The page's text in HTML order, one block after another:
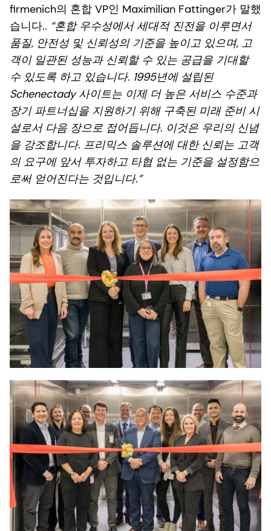
firmenich의 혼합 VP인 Maximilian Fattinger가 말했
습니다.. “혼합 우수성에서 세대적 진전을 이루면서
품질, 안전성 및 신뢰성의 기준을 높이고 있으며, 고
객이 일관된 성능과 신뢰할 수 있는 공급을 기대할
수 있도록 하고 있습니다. 1995년에 설립된
Schenectady 사이트는 이제 더 높은 서비스 수준과
장기 파트너십을 지원하기 위해 구축된 미래 준비 시
설로서 다음 장으로 접어듭니다. 이것은 우리의 신념
을 강조합니다. 프리믹스 솔루션에 대한 신뢰는 고객
의 요구에 앞서 투자하고 타협 없는 기준을 설정함으
로써 얻어진다는 것입니다.”